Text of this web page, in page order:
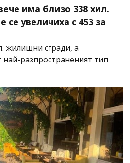
има близо 338 хил.
увеличиха с 453 за
жилищни сгради, а
най-разпространеният тип